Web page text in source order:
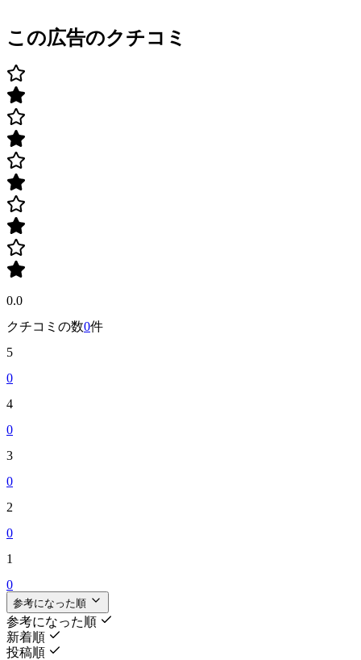
この広告のクチコミ
0.0
クチコミの数0件
5
0
4
0
3
0
2
0
1
0
参考になった順
参考になった順
新着順
投稿順